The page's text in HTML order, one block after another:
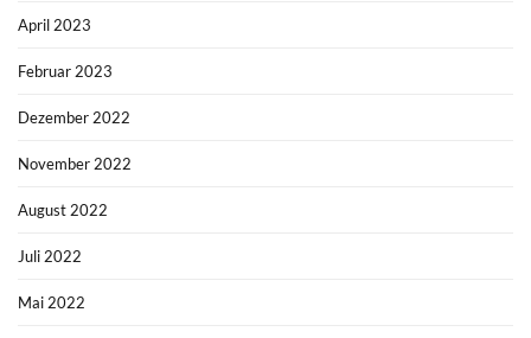
April 2023
Februar 2023
Dezember 2022
November 2022
August 2022
Juli 2022
Mai 2022